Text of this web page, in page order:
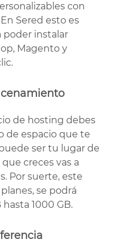
con
Sered esto es
poder instalar
Magento y
de hosting debes
de espacio que te
ser tu lugar de
creces vas a
Por suerte, este
se podrá
1000 GB.